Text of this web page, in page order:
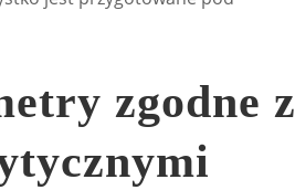
zgodne z